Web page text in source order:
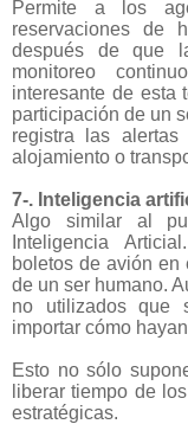
Permite a los
reservaciones de
después de que
monitoreo
interesante de esta
participación de un
registra las
alojamiento o
7-. Inteligencia
Algo similar al
Inteligencia
boletos de avión
de un ser humano.
no utilizados que
importar cómo
Esto no sólo
liberar tiempo de
estratégicas.